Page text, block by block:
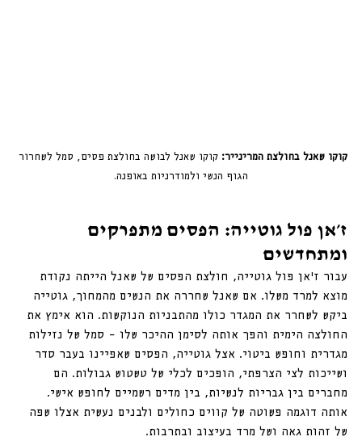
קוקו שאנל בחולצת המרינייר: קוקו שאנל לבושה בחולצת פסים, סמל לשחרור
הגוף הנשי ולמודרניות באופנה.
ז׳אן פול גוטייה: הפסים מתפרקים
ומתחדשים
עבור ז׳אן פול גוטייה, חולצת הפסים של שאנל הייתה נקודת
מוצא למרד משלו. אם שאנל שחררה את הנשים מהמחוך, גוטייה
ביקש לשחרר את המגדר כולו מהתבניות הנוקשות. הוא אימץ את
החולצה הימית והפך אותה לסימן ההיכר שלו – סמל של נזילות
מגדרית וחופש ביטוי. אצל גוטייה, הפסים שאפיינו בעבר סדר
ושייכות לצי הצרפתי, הופכים לכלי של טשטוש גבולות. הם
מחברים בין גבריות לנשיות, בין מדים רשמיים לחופש אישי.
אותה דוגמה פשוטה של קווים כחולים ולבנים נעשית אצלו שפה
של זהות גאה ושל מרד בעיצוב ובתרבות.